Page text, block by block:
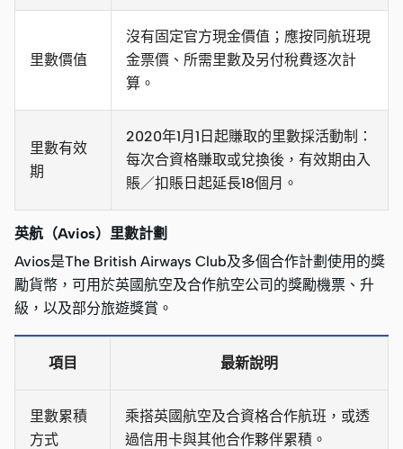
里數價值
沒有固定官方現金價值；應按同航班現
金票價、所需里數及另付稅費逐次計
算。
里數有效
期
2020年1月1日起賺取的里數採活動制：
每次合資格賺取或兌換後，有效期由入
賬／扣賬日起延長18個月。
英航（Avios）里數計劃
Avios是The British Airways Club及多個合作計劃使用的獎
勵貨幣，可用於英國航空及合作航空公司的獎勵機票、升
級，以及部分旅遊獎賞。
項目 最新說明
里數累積
方式
乘搭英國航空及合資格合作航班，或透
過信用卡與其他合作夥伴累積。